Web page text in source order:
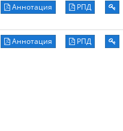
Аннотация РПД
Аннотация РПД